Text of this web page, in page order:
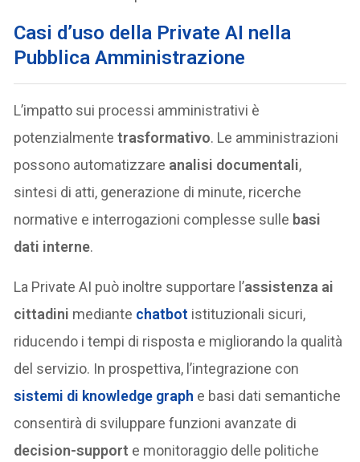
Casi d’uso della Private AI nella
Pubblica Amministrazione
L’impatto sui processi amministrativi è
potenzialmentetrasformativo. Le amministrazioni
possono automatizzare analisi documentali,
sintesi di atti, generazione di minute, ricerche
normative e interrogazioni complesse sulle basi
dati interne.
La Private AI può inoltre supportare l’assistenza ai
cittadini mediante chatbot istituzionali sicuri,
riducendo i tempi di risposta e migliorando la qualità
del servizio. In prospettiva, l’integrazione con
sistemi di knowledge graph e basi dati semantiche
consentirà di sviluppare funzioni avanzate di
decision-support e monitoraggio delle politiche